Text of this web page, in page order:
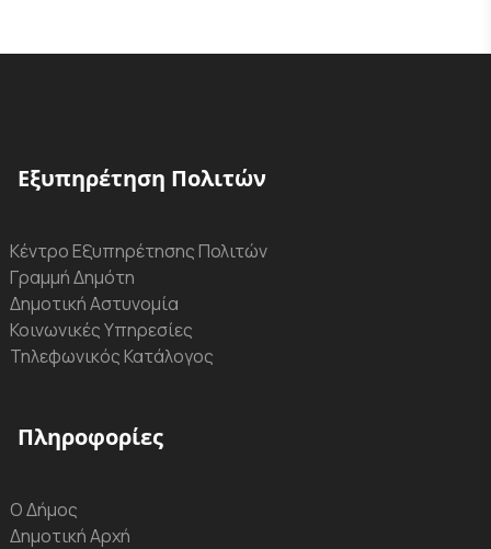
Εξυπηρέτηση Πολιτών
Κέντρο Εξυπηρέτησης Πολιτών
Γραμμή Δημότη
Δημοτική Αστυνομία
Κοινωνικές Υπηρεσίες
Τηλεφωνικός Κατάλογος
Πληροφορίες
Ο Δήμος
Δημοτική Αρχή